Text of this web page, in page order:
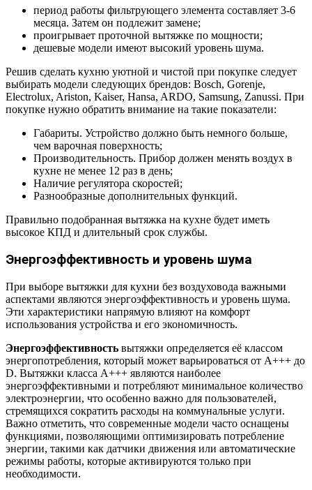
период работы фильтрующего элемента составляет 3-6
месяца. Затем он подлежит замене;
проигрывает проточной вытяжке по мощности;
дешевые модели имеют высокий уровень шума.
Решив сделать кухню уютной и чистой при покупке следует
выбирать модели следующих брендов: Bosch, Gorenje,
Electrolux, Ariston, Kaiser, Hansa, ARDO, Samsung, Zanussi. При
покупке нужно обратить внимание на такие показатели:
Габариты. Устройство должно быть немного больше,
чем варочная поверхность;
Производительность. Прибор должен менять воздух в
кухне не менее 12 раз в день;
Наличие регулятора скоростей;
Разнообразные дополнительных функций.
Правильно подобранная вытяжка на кухне будет иметь
высокое КПД и длительный срок службы.
Энергоэффективность и уровень шума
При выборе вытяжки для кухни без воздуховода важными
аспектами являются энергоэффективность и уровень шума.
Эти характеристики напрямую влияют на комфорт
использования устройства и его экономичность.
Энергоэффективность вытяжки определяется её классом
энергопотребления, который может варьироваться от A+++ до
D. Вытяжки класса A+++ являются наиболее
энергоэффективными и потребляют минимальное количество
электроэнергии, что особенно важно для пользователей,
стремящихся сократить расходы на коммунальные услуги.
Важно отметить, что современные модели часто оснащены
функциями, позволяющими оптимизировать потребление
энергии, такими как датчики движения или автоматические
режимы работы, которые активируются только при
необходимости.